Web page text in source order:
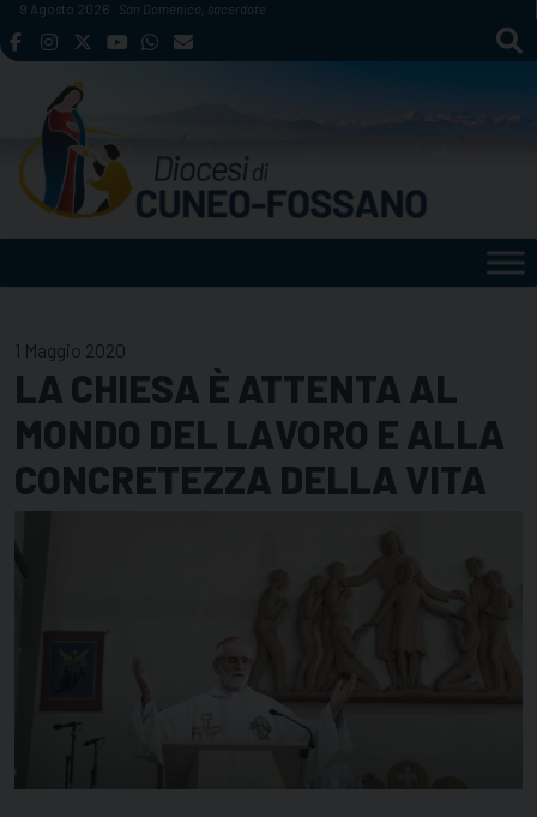
Skip
to
9 Agosto 2026 San Domenico, sacerdote
1 Maggio 2020
LA CHIESA È ATTENTA AL
MONDO DEL LAVORO E ALLA
CONCRETEZZA DELLA VITA